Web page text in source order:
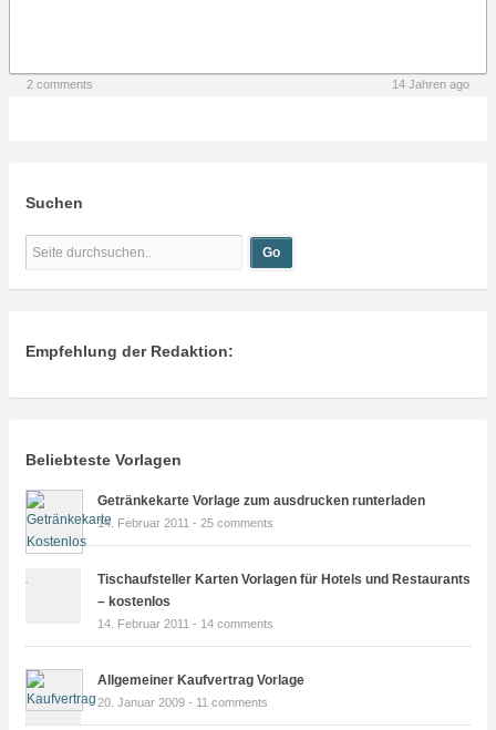
2 comments 14 Jahren ago
Suchen
Empfehlung der Redaktion:
Beliebteste Vorlagen
Getränkekarte Vorlage zum ausdrucken runterladen
14. Februar 2011 - 25 comments
Tischaufsteller Karten Vorlagen für Hotels und Restaurants
– kostenlos
14. Februar 2011 - 14 comments
Allgemeiner Kaufvertrag Vorlage
20. Januar 2009 - 11 comments